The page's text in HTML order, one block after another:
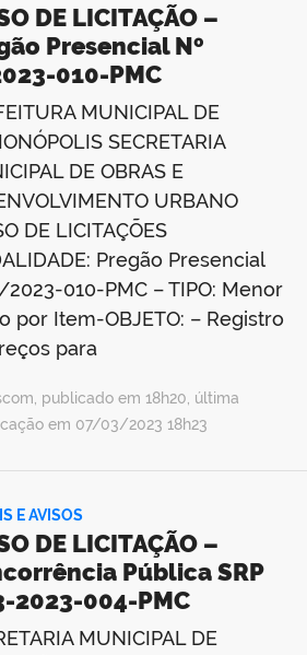
DE LICITAÇÃO –
Presencial Nº
010-PMC
MUNICIPAL DE
SECRETARIA
DE OBRAS E
URBANO
DE LICITAÇÕES
Pregão Presencial
2023-010-PMC – TIPO: Menor
por Item-OBJETO: – Registro
para
publicado em 18h20, última
em 07/03/2023 18h23
E AVISOS
DE LICITAÇÃO –
Pública SRP
2023-004-PMC
MUNICIPAL DE